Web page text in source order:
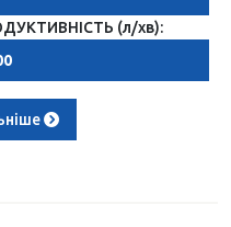
(л/хв):